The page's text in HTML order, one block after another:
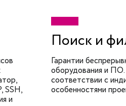
SSH,
и
Поиск и
Гарантии
оборудования и
соответствии с
особенностями